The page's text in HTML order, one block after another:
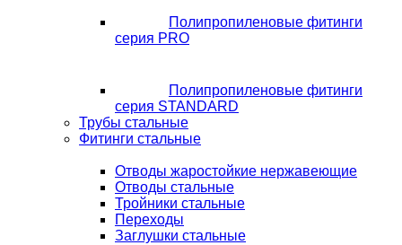
Полипропиленовые фитинги
серия PRO
Полипропиленовые фитинги
серия STANDARD
Трубы стальные
Фитинги стальные
Отводы жаростойкие нержавеющие
Отводы стальные
Тройники стальные
Переходы
Заглушки стальные